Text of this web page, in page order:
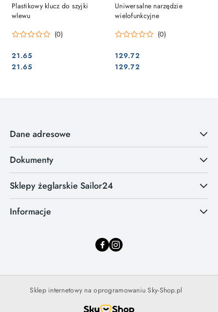
Plastikowy klucz do szyjki
wlewu
(0)
Cena:
21.65
Cena:
21.65
Uniwersalne narzędzie
wielofunkcyjne
(0)
Cena:
129.72
Cena:
129.72
Dane adresowe
Dokumenty
Sklepy żeglarskie Sailor24
Informacje
Sklep internetowy na oprogramowaniu Sky-Shop.pl